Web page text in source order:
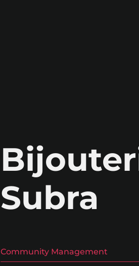
Subra
Community Management